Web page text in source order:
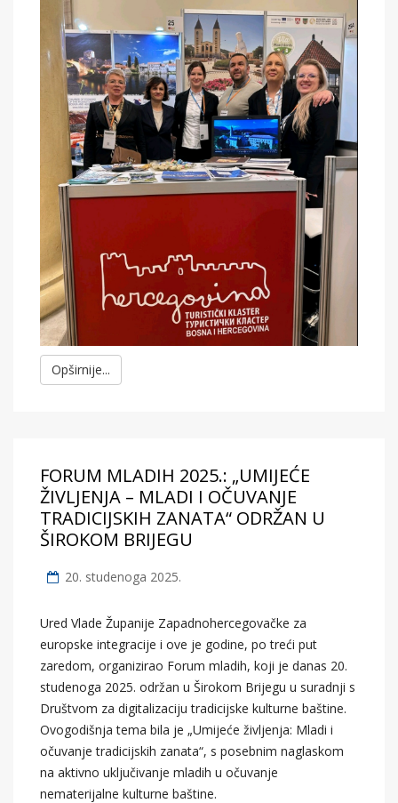
Opširnije...
FORUM MLADIH 2025.: „UMIJEĆE
ŽIVLJENJA – MLADI I OČUVANJE
TRADICIJSKIH ZANATA“ ODRŽAN U
ŠIROKOM BRIJEGU
20. studenoga 2025.
Ured Vlade Županije Zapadnohercegovačke za
europske integracije i ove je godine, po treći put
zaredom, organizirao Forum mladih, koji je danas 20.
studenoga 2025. održan u Širokom Brijegu u suradnji s
Društvom za digitalizaciju tradicijske kulturne baštine.
Ovogodišnja tema bila je „Umijeće življenja: Mladi i
očuvanje tradicijskih zanata“, s posebnim naglaskom
na aktivno uključivanje mladih u očuvanje
nematerijalne kulturne baštine.